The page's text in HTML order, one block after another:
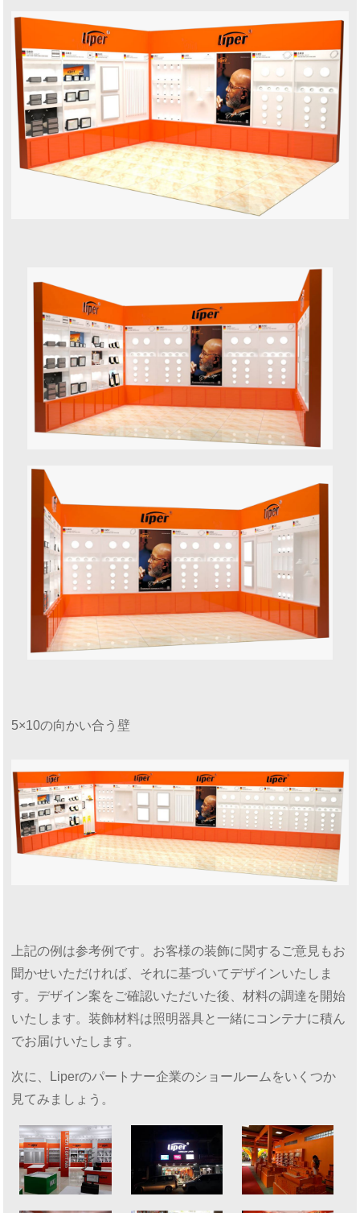
5×10の向かい合う壁
上記の例は参考例です。お客様の装飾に関するご意見もお
聞かせいただければ、それに基づいてデザインいたしま
す。デザイン案をご確認いただいた後、材料の調達を開始
いたします。装飾材料は照明器具と一緒にコンテナに積ん
でお届けいたします。
次に、Liperのパートナー企業のショールームをいくつか
見てみましょう。